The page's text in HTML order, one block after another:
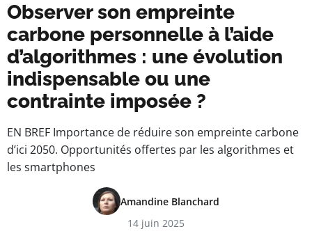
Observer son empreinte
carbone personnelle à l’aide
d’algorithmes : une évolution
indispensable ou une
contrainte imposée ?
EN BREF Importance de réduire son empreinte carbone
d’ici 2050. Opportunités offertes par les algorithmes et
les smartphones
Amandine Blanchard
14 juin 2025